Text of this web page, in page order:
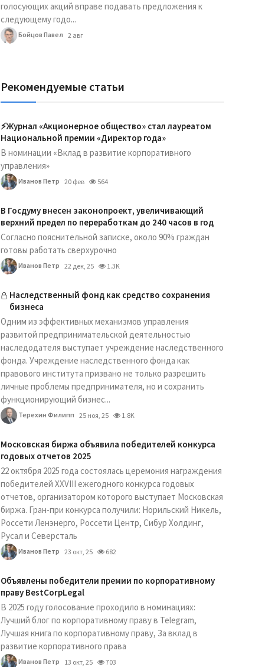
голосующих акций вправе подавать предложения к
следующему годо...
Бойцов Павел 2 авг
Рекомендуемые статьи
⚡️Журнал «Акционерное общество» стал лауреатом
Национальной премии «Директор года»
В номинации «Вклад в развитие корпоративного
управления»
Иванов Петр 20 фев 564
В Госдуму внесен законопроект, увеличивающий
верхний предел по переработкам до 240 часов в год
Согласно пояснительной записке, около 90% граждан
готовы работать сверхурочно
Иванов Петр 22 дек, 25 1.3K
Наследственный фонд как средство сохранения
бизнеса
Одним из эффективных механизмов управления
развитой предпринимательской деятельностью
наследодателя выступает учреждение наследственного
фонда. Учреждение наследственного фонда как
правового института призвано не только разрешить
личные проблемы предпринимателя, но и сохранить
функционирующий бизнес...
Терехин Филипп 25 ноя, 25 1.8K
Московская биржа объявила победителей конкурса
годовых отчетов 2025
22 октября 2025 года состоялась церемония награждения
победителей XXVIII ежегодного конкурса годовых
отчетов, организатором которого выступает Московская
биржа. Гран-при конкурса получили: Норильский Никель,
Россети Ленэнерго, Россети Центр, Сибур Холдинг,
Русал и Северсталь
Иванов Петр 23 окт, 25 682
Объявлены победители премии по корпоративному
праву BestCorpLegal
В 2025 году голосование проходило в номинациях:
Лучший блог по корпоративному праву в Telegram,
Лучшая книга по корпоративному праву, За вклад в
развитие корпоративного права
Иванов Петр 13 окт, 25 703